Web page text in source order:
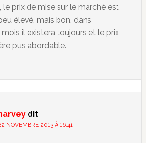
le prix de mise sur le marché est
élevé, mais bon, dans
il existera toujours et le prix
pus abordable.
harvey dit
NOVEMBRE 2013 À 16:41